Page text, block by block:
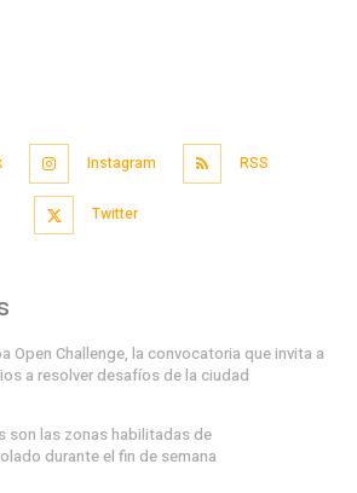
Instagram RSS
Twitter
Open Challenge, la convocatoria que invita a
a resolver desafíos de la ciudad
son las zonas habilitadas de
durante el fin de semana